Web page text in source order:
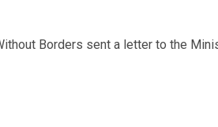
Borders sent a letter to the